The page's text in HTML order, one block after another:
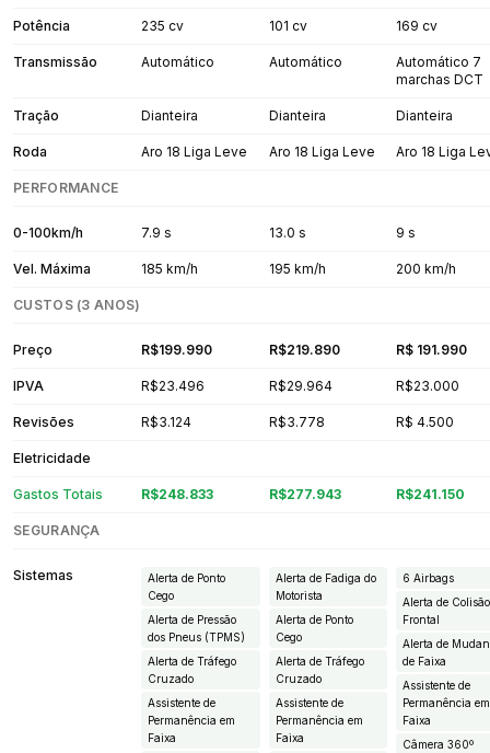
Potência 235 cv 101 cv 169 cv
Transmissão Automático Automático
Automático 7
marchas DCT
Tração Dianteira Dianteira Dianteira
Roda Aro 18 Liga Leve Aro 18 Liga Leve Aro 18 Liga
PERFORMANCE
0-100km/h 7.9 s 13.0 s 9 s
Vel. Máxima 185 km/h 195 km/h 200 km/h
CUSTOS (3 ANOS)
Preço R$199.990 R$219.890 R$ 191.990
IPVA R$23.496 R$29.964 R$23.000
Revisões R$3.124 R$3.778 R$ 4.500
Eletricidade
Gastos Totais R$248.833 R$277.943 R$241.150
SEGURANÇA
Sistemas
Alerta de Ponto
Cego
Alerta de Pressão
dos Pneus (TPMS)
Alerta de Tráfego
Cruzado
Assistente de
Permanência em
Faixa
Alerta de Fadiga do
Motorista
Alerta de Ponto
Cego
Alerta de Tráfego
Cruzado
Assistente de
Permanência em
Faixa
6 Airbags
Alerta de Colisão
Frontal
Alerta de
de Faixa
Assistente de
Permanência em
Faixa
Câmera 360º